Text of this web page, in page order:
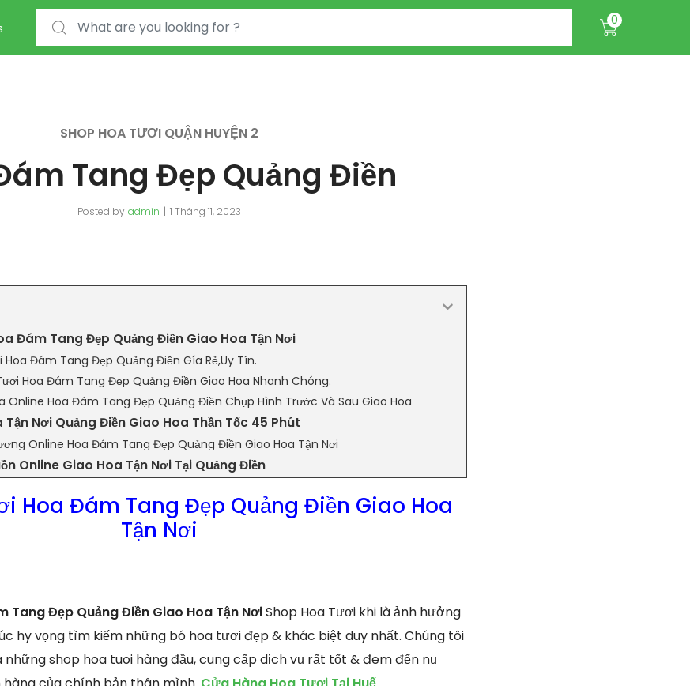
Search for: 0
SHOP HOA TƯƠI QUẬN HUYỆN 2
Tang Đẹp Quảng Điền
Posted by admin 1 Tháng 11, 2023
Đám Tang Đẹp Quảng Điền Giao Hoa Tận Nơi
Hoa Đám Tang Đẹp Quảng Điền Gía Rẻ,Uy Tín.
Hoa Đám Tang Đẹp Quảng Điền Giao Hoa Nhanh Chóng.
Online Hoa Đám Tang Đẹp Quảng Điền Chụp Hình Trước Và Sau Giao Hoa
Tận Nơi Quảng Điền Giao Hoa Thần Tốc 45 Phút
Online Hoa Đám Tang Đẹp Quảng Điền Giao Hoa Tận Nơi
Online Giao Hoa Tận Nơi Tại Quảng Điền
Hoa Đám Tang Đẹp Quảng Điền Giao Hoa
Tận Nơi
Tang Đẹp Quảng Điền Giao Hoa Tận NơiShop Hoa Tươi khi là ảnh hưởng
hy vọng tìm kiếm những bó hoa tươi đẹp & khác biệt duy nhất. Chúng tôi
shop hoa tuoi hàng đầu, cung cấp dịch vụ rất tốt & đem đến nụ